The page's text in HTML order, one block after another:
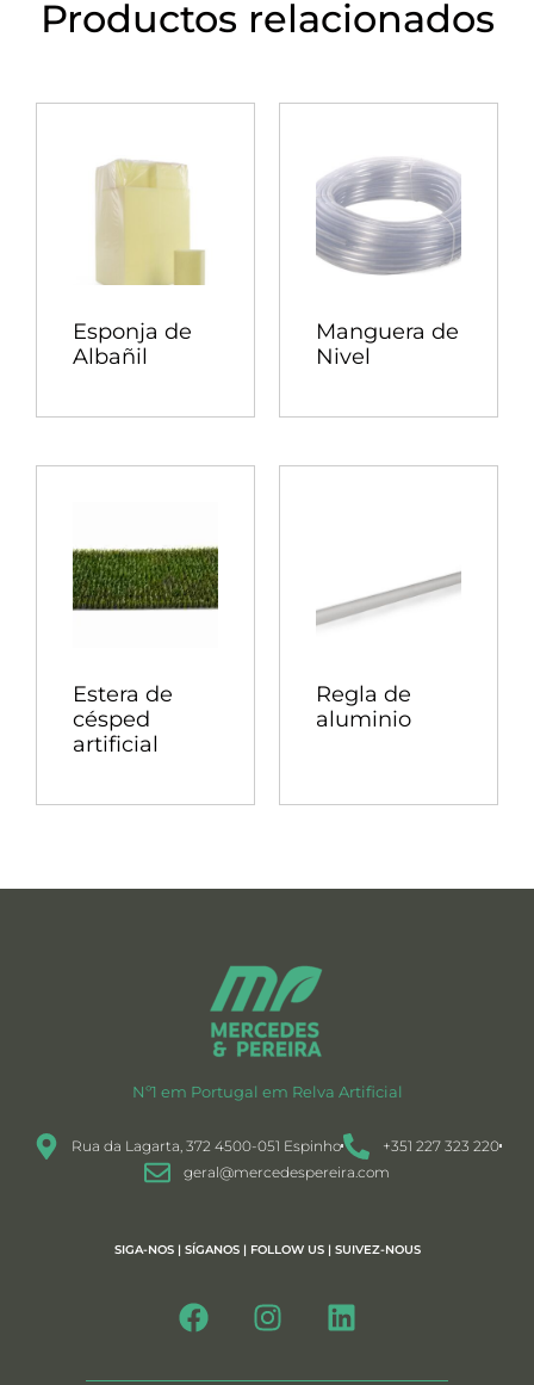
Productos relacionados
Esponja de
Albañil
Manguera de
Nivel
Estera de
césped
artificial
Regla de
aluminio
Nº1 em Portugal em Relva Artificial
Rua da Lagarta, 372 4500-051 Espinho
+351 227 323 220
geral@mercedespereira.com
SIGA-NOS | SÍGANOS | FOLLOW US | SUIVEZ-NOUS